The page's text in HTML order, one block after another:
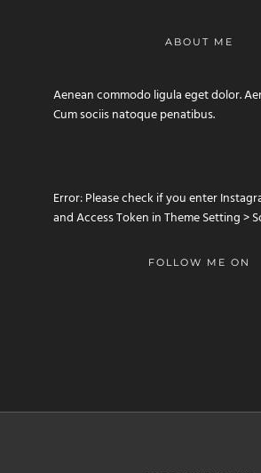
ABOUT ME
Aenean commodo ligula eget dolor.
Cum sociis natoque penatibus.
Error: Please check if you enter
and Access Token in Theme Setting >
FOLLOW ME ON